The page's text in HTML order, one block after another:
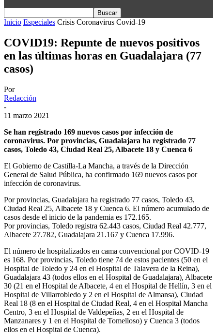
Inicio Especiales Crisis Coronavirus Covid-19
COVID19: Repunte de nuevos positivos
en las últimas horas en Guadalajara (77
casos)
Por
Redacción
-
11 marzo 2021
Se han registrado 169 nuevos casos por infección de
coronavirus. Por provincias, Guadalajara ha registrado 77
casos, Toledo 43, Ciudad Real 25, Albacete 18 y Cuenca 6
El Gobierno de Castilla-La Mancha, a través de la Dirección
General de Salud Pública, ha confirmado 169 nuevos casos por
infección de coronavirus.
Por provincias, Guadalajara ha registrado 77 casos, Toledo 43,
Ciudad Real 25, Albacete 18 y Cuenca 6. El número acumulado de
casos desde el inicio de la pandemia es 172.165.
Por provincias, Toledo registra 62.443 casos, Ciudad Real 42.777,
Albacete 27.782, Guadalajara 21.167 y Cuenca 17.996.
El número de hospitalizados en cama convencional por COVID-19
es 168. Por provincias, Toledo tiene 74 de estos pacientes (50 en el
Hospital de Toledo y 24 en el Hospital de Talavera de la Reina),
Guadalajara 43 (todos ellos en el Hospital de Guadalajara), Albacete
30 (21 en el Hospital de Albacete, 4 en el Hospital de Hellín, 3 en el
Hospital de Villarrobledo y 2 en el Hospital de Almansa), Ciudad
Real 18 (8 en el Hospital de Ciudad Real, 4 en el Hospital Mancha
Centro, 3 en el Hospital de Valdepeñas, 2 en el Hospital de
Manzanares y 1 en el Hospital de Tomelloso) y Cuenca 3 (todos
ellos en el Hospital de Cuenca).